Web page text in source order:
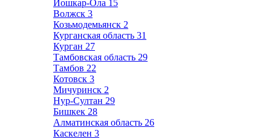
Йошкар-Ола 15
Волжск 3
Козьмодемьянск 2
Курганская область 31
Курган 27
Тамбовская область 29
Тамбов 22
Котовск 3
Мичуринск 2
Нур-Султан 29
Бишкек 28
Алматинская область 26
Каскелен 3